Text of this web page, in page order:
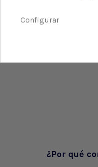
¿Por qué
Configurar